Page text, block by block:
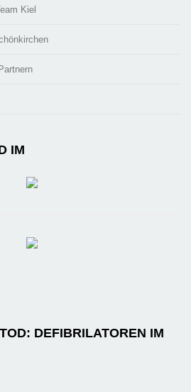
Kiel
IM
DEFIBRILATOREN IM